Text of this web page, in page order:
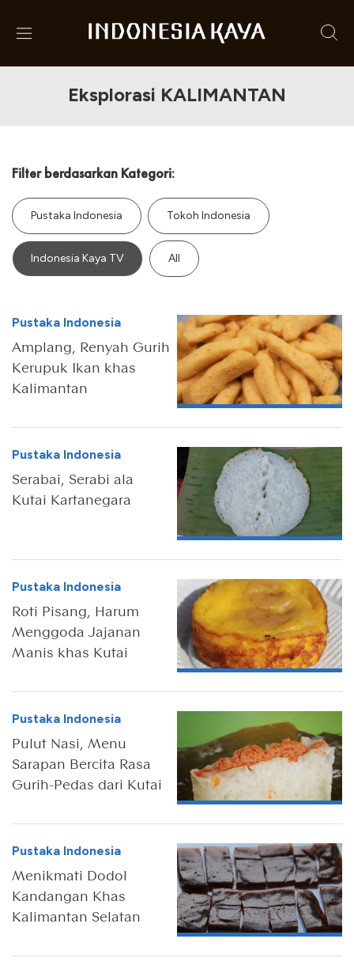
Eksplorasi KALIMANTAN
Filter berdasarkan Kategori:
Pustaka Indonesia Tokoh Indonesia
Indonesia Kaya TV All
Pustaka Indonesia
Amplang, Renyah Gurih
Kerupuk Ikan khas
Kalimantan
Pustaka Indonesia
Serabai, Serabi ala
Kutai Kartanegara
Pustaka Indonesia
Roti Pisang, Harum
Menggoda Jajanan
Manis khas Kutai
Pustaka Indonesia
Pulut Nasi, Menu
Sarapan Bercita Rasa
Gurih-Pedas dari Kutai
Pustaka Indonesia
Menikmati Dodol
Kandangan Khas
Kalimantan Selatan